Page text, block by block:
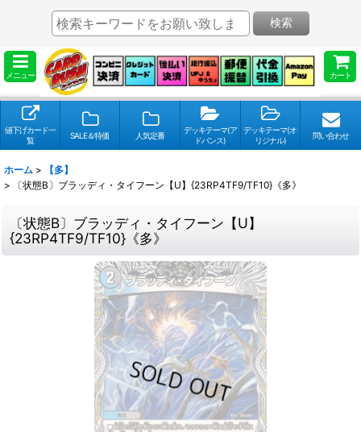
メニュー カート
検索
値下げカード一
覧
SALE＆特価 人気定番
デッキテーマ(ア
ドバンス)
デッキテーマ(オ
リジナル)
問い合わせ
ホーム >
【多】
>
〔状態B〕ブラッディ・タイフーン【U】{23RP4TF9/TF10}《多》
〔状態B〕ブラッディ・タイフーン【U】
{23RP4TF9/TF10}《多》